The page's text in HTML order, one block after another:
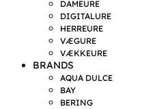
DAMEURE
DIGITALURE
HERREURE
VÆGURE
VÆKKEURE
BRANDS
AQUA DULCE
BAY
BERING